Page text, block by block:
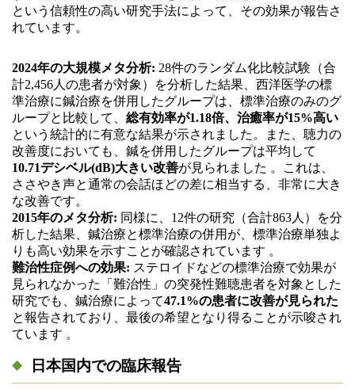
という信頼性の高い研究手法によって、その効果が報告さ
れています。
2024年の大規模メタ分析: 28件のランダム化比較試験（合
計2,456人の患者が対象）を分析した結果、西洋医学の標
準治療に鍼治療を併用したグループは、標準治療のみのグ
ループと比較して、 総有効率が1.18倍、治癒率が15%高い
という統計的に有意な結果が示されました。また、聴力の
改善度においても、鍼を併用したグループは平均して
10.71デシベル(dB)大きい改善が見られました 。これは、
ささやき声と通常の会話ほどの差に相当する、非常に大き
な改善です。
2015年のメタ分析: 同様に、12件の研究（合計863人）を分
析した結果、鍼治療と標準治療の併用が、標準治療単独よ
りも高い効果を示すことが確認されています 。
難治性症例への効果: ステロイドなどの標準治療で効果が
見られなかった「難治性」の突発性難聴患者を対象とした
研究でも、鍼治療によって47.1%の患者に改善が見られた
と報告されており、最後の希望となり得ることが示唆され
ています 。
日本国内での臨床報告